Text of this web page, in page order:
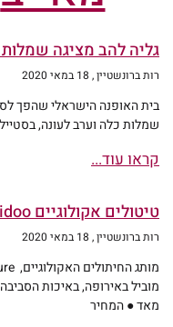
גליה להב מציגה שמלות
רות ברונשטיין 18 במאי 2020
בית האופנה הישראלי שהפך
שמלות כלה וערב לעונה,
קראו עוד...
טיטולים אקולוגיים Tidoo, בהשקת ענק בישראל.
רות ברונשטיין 18 במאי 2020
מוביל באירופה, באיכות
מאד ● המחיר